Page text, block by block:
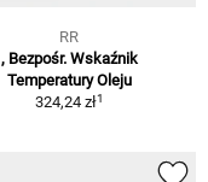
RR
, Bezpośr. Wskaźnik
Temperatury Oleju
324,24 zł1